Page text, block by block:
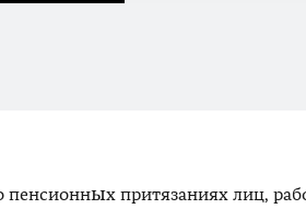
притязаниях лиц,